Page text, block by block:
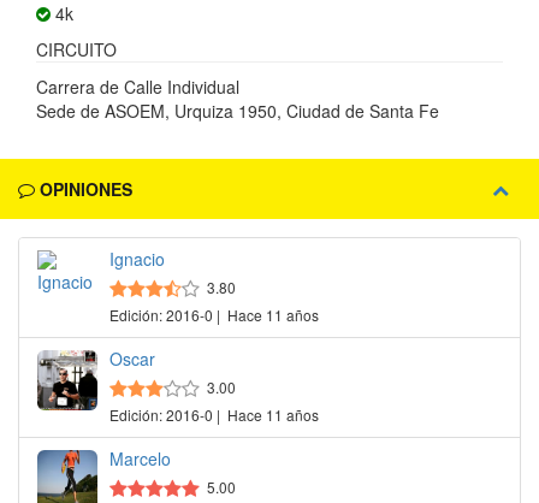
4k
CIRCUITO
Carrera de Calle Individual
Sede de ASOEM, Urquiza 1950, Ciudad de Santa Fe
OPINIONES
Ignacio
3.80
Edición: 2016-0 | Hace 11 años
Oscar
3.00
Edición: 2016-0 | Hace 11 años
Marcelo
5.00